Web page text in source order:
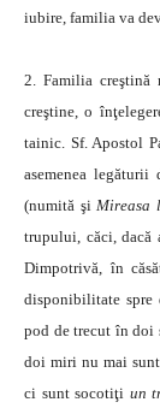
iubire, familia va
2. Familia creştină
creştine, o
tainic. Sf. Apostol
asemenea
(numită şiMireasa
trupului, căci, dacă
Dimpotrivă, în
disponibilitate spre
pod de trecut în doi
doi miri nu mai
ci sunt socotiţi un